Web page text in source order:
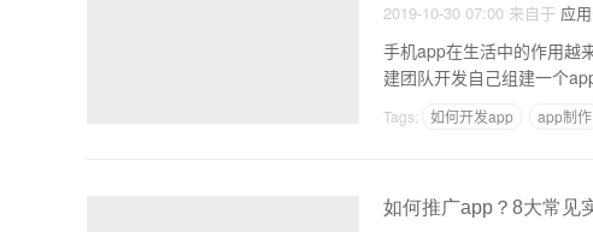
2019-10-30 07:00 来自于 应
手机app在生活中的作用越
建团队开发自己组建一个
Tags: 如何开发app app制作
如何推广app？8大常见